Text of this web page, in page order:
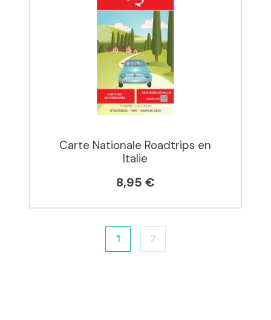
Carte Nationale Roadtrips en
Italie
8,95 €
1 2